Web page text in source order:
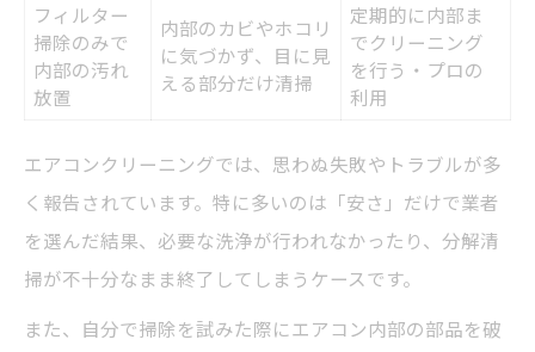
フィルター
掃除のみで
内部の汚れ
放置
内部のカビやホコリ
に気づかず、目に見
える部分だけ清掃
定期的に内部ま
でクリーニング
を行う・プロの
利用
エアコンクリーニングでは、思わぬ失敗やトラブルが多
く報告されています。特に多いのは「安さ」だけで業者
を選んだ結果、必要な洗浄が行われなかったり、分解清
掃が不十分なまま終了してしまうケースです。
また、自分で掃除を試みた際にエアコン内部の部品を破